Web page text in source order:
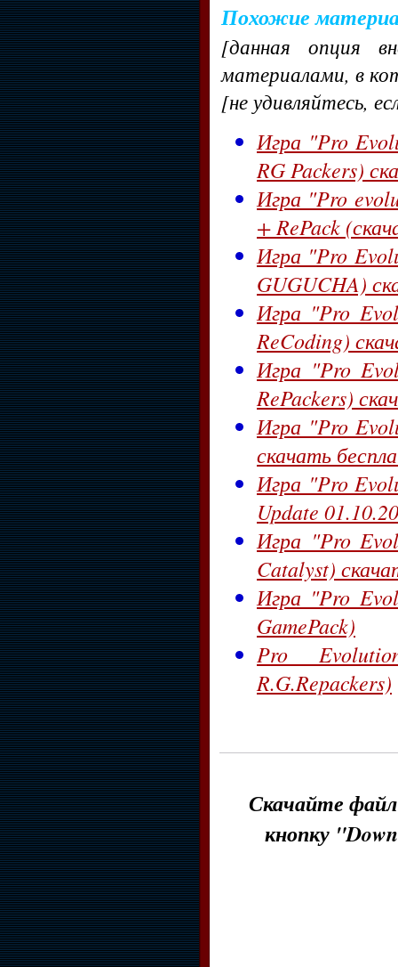
Похожие
[данная опция
материалами, в
[не удивляйтесь,
Игра "Pro
RG Packers)
Игра "Pro
+ RePack
Игра "Pro
GUGUCHA)
Игра "Pro
ReCoding)
Игра "Pro
RePackers)
Игра "Pro
скачать
Игра "Pro
Update
Игра "Pro
Catalyst)
Игра "Pro
GamePack)
Pro
R.G.Repackers)
Скачайте
кнопку